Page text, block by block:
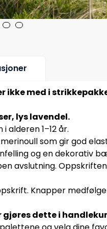
ikke med i
lys lavendel.
alderen 1–12 år.
merinoull som gir god
og en dekorativ
avslutning.
Knapper
dette i